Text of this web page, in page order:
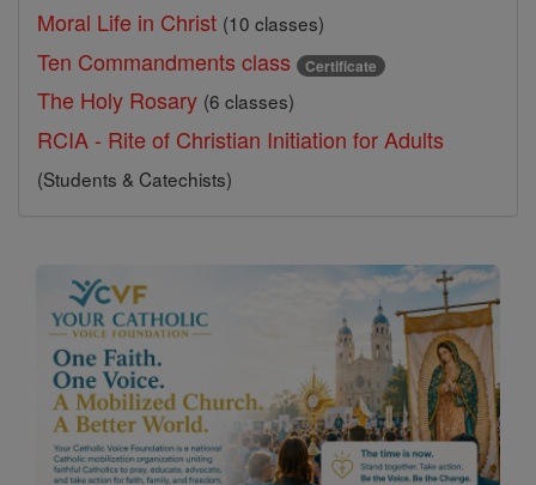
Moral Life in Christ (10 classes)
Ten Commandments class Certificate
The Holy Rosary (6 classes)
RCIA - Rite of Christian Initiation for Adults
(Students & Catechists)